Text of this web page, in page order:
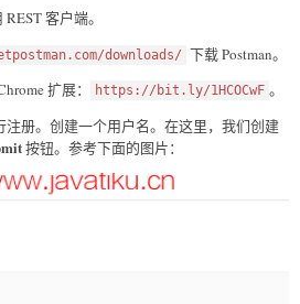
new user detail
User user)
客户端。
downloads/ 下载 Postman。
扩展：
https://bit.ly/1HCOCwF 。
注册。创建一个用户名。在这里，我们创建
按钮。参考下面的图片：